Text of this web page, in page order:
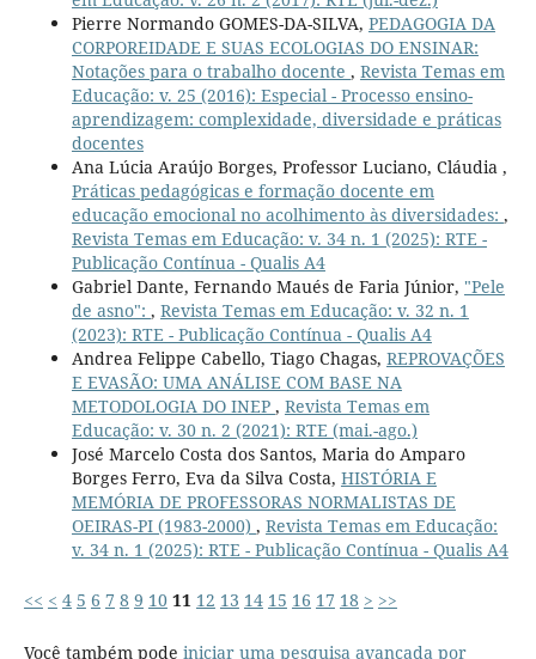
Pierre Normando GOMES-DA-SILVA, PEDAGOGIA DA
CORPOREIDADE E SUAS ECOLOGIAS DO ENSINAR:
Notações para o trabalho docente , Revista Temas em
Educação: v. 25 (2016): Especial - Processo ensino-
aprendizagem: complexidade, diversidade e práticas
docentes
Ana Lúcia Araújo Borges, Professor Luciano, Cláudia ,
Práticas pedagógicas e formação docente em
educação emocional no acolhimento às diversidades: ,
Revista Temas em Educação: v. 34 n. 1 (2025): RTE -
Publicação Contínua - Qualis A4
Gabriel Dante, Fernando Maués de Faria Júnior, "Pele
de asno": , Revista Temas em Educação: v. 32 n. 1
(2023): RTE - Publicação Contínua - Qualis A4
Andrea Felippe Cabello, Tiago Chagas, REPROVAÇÕES
E EVASÃO: UMA ANÁLISE COM BASE NA
METODOLOGIA DO INEP , Revista Temas em
Educação: v. 30 n. 2 (2021): RTE (mai.-ago.)
José Marcelo Costa dos Santos, Maria do Amparo
Borges Ferro, Eva da Silva Costa, HISTÓRIA E
MEMÓRIA DE PROFESSORAS NORMALISTAS DE
OEIRAS-PI (1983-2000) , Revista Temas em Educação:
v. 34 n. 1 (2025): RTE - Publicação Contínua - Qualis A4
<< < 4 5 6 7 8 9 10 11 12 13 14 15 16 17 18 > >>
Você também pode iniciar uma pesquisa avançada por